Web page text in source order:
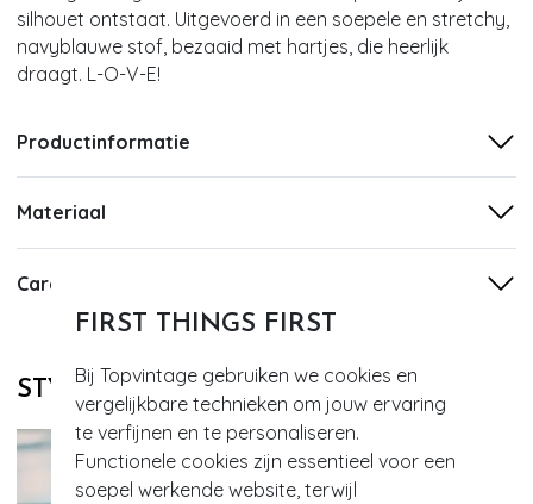
FIRST THINGS FIRST
Bij Topvintage gebruiken we cookies en
vergelijkbare technieken om jouw ervaring
te verfijnen en te personaliseren.
Functionele cookies zijn essentieel voor een
soepel werkende website, terwijl
silhouet ontstaat. Uitgevoerd in een soepele en stretchy,
navyblauwe stof, bezaaid met hartjes, die heerlijk
draagt. L-O-V-E!
Productinformatie
Materiaal
Care
STYLE DIT MET